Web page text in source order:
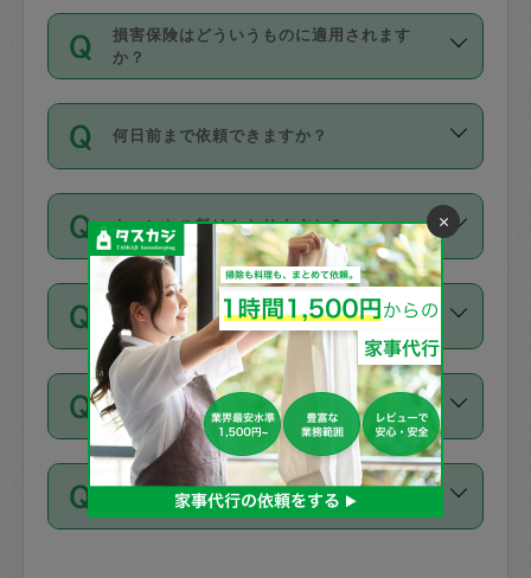
んにメッセージを送り調整してくださ
い。ただし、２時間を越えての調整はで
時間も被らない場合、損害保険の対象外
外での作業は対象外です。
係の専門職に従事されていた方、日本で
すでにハウスキーパーや英語の先生とし
てお仕事をしているフィリピン出身の
社員など様々なバックグラウンドの方が
登録しています。
また外国人の方は英語しか話せない方、
日本語も話せる方など様々です。
バックグラウンドや得意分野はプロフィ
ールに記載していますので、各自の得意
分野を見極めて、目的に合わせてお仕事
を依頼してください。
応募の際に、各自事務局との面接と説明
を行っています。その後、身分証明書の
写真提出をしていただいています。外国
確認しています。タスカジさんトレーニ
ング動画を使ったセルフトレーニングの
のち、タスカジモニター宅にて３時間の
現場トライアルを受け、合格したタスカ
ジさんが活動されています。
※テストセンターの講評は１件目のレビュ
ーとして記載されていますので依頼の際
に参考にしてください。
参考 ：【詳細】タスカジさんの登録に際
して面接や教育は実施していますか？
損害保険はどういうものに適用されます
か？
依頼者とタスカジさんとの間でタスカジ
を通して成立した作業時間内での作業に
適用されます。作業範囲は、掃除、洗
濯、料理、作り置き、整理収納、買い物
です。作業中に物を壊したり、人にけが
をさせたりした場合が対象で、補償金額
は対物1000万円、対人1億円が上限で
す。
万が一損害が発生した場合は、その場の
写真を撮り、
タスカジサポートセンターまでご連絡く
ださい。
詳細FAQ：損害賠償保険について教えて
何日前まで依頼できますか？
ご依頼は、現在を起点に3日後（72時間
以降）の日時から受付可能となっていま
す。
ただし、72時間を切った直前の日程では
タスカジさんへ「募集」をかけることが
可能です。
キャンセル料はかかりますか？
キャンセル料には、以下の2種類がありま
す。
1. 直前キャンセル（定期、スポット契約
共通）
・タスカジさんのお仕事開始予定時間前
72時間を超える※と、以下のキャンセル
料が発生します。
お試し利用はできますか？
「お試し利用」というメニューはありま
せんが、「一回のみ」依頼を活用するこ
とによって、気に入ったタスカジさんを
見つけることができます。
まず、条件の合う気になるタスカジさ
不在の場合にもお願いできますか？
不在の場合の作業はタスカジさんの同意
が必要です。数回の依頼ののち、タスカ
ジさんと依頼者の間で十分な信頼関係が
注意しなくてはいけない点はありますか？
×